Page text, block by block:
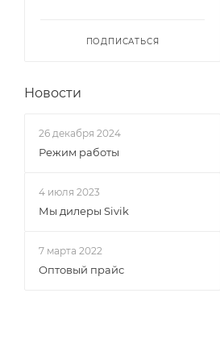
ПОДПИСАТЬСЯ
Новости
26 декабря 2024
Режим работы
4 июля 2023
Мы дилеры Sivik
7 марта 2022
Оптовый прайс